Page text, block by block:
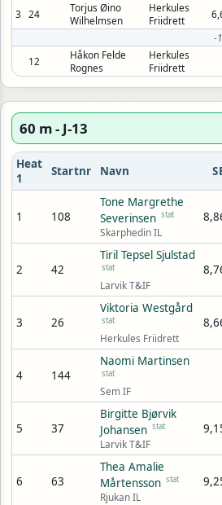
3
24
Torjus Øino
Wilhelmsen
Herkules
Friidrett
-
12
Håkon Felde
Rognes
Herkules
Friidrett
60 m - J-13
Heat
1
Startnr Navn
1 108
Tone Margrethe
Severinsen stat
Skarphedin IL
2 42
Tiril Tepsel Sjulstad
stat
Larvik T&IF
3 26
Viktoria Westgård
stat
Herkules Friidrett
4 144
Naomi Martinsen
stat
Sem IF
5 37
Birgitte Bjørvik
Johansen stat
Larvik T&IF
6 63
Thea Amalie
Mårtensson stat
Rjukan IL